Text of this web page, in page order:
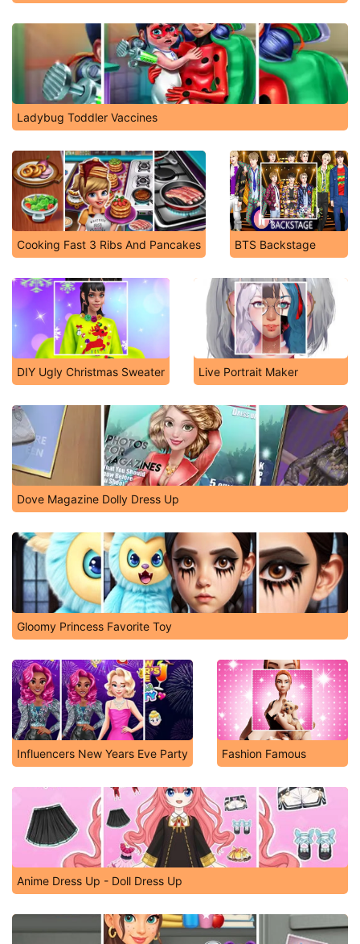
Ladybug Toddler Vaccines
Cooking Fast 3 Ribs And Pancakes BTS Backstage
DIY Ugly Christmas Sweater Live Portrait Maker
Dove Magazine Dolly Dress Up
Gloomy Princess Favorite Toy
Influencers New Years Eve Party Fashion Famous
Anime Dress Up - Doll Dress Up